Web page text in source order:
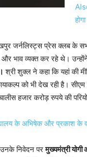
जर्नलिस्ट्स प्रेस क्लब के
और भाव व्यक्त कर रहे थे।
श्री शुक्ल ने कहा कि यहां की
को भी देख रही है। सीएम
हजार करोड़ रुपये की
के अभिषेक और प्रकाश के
उनके निवेदन परमुख्यमंत्री योगी